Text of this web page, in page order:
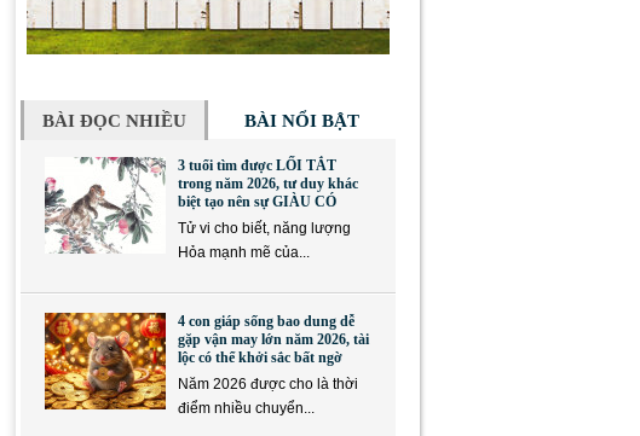
BÀI ĐỌC NHIỀU BÀI NỔI BẬT
3 tuổi tìm được LỐI TẮT
trong năm 2026, tư duy khác
biệt tạo nên sự GIÀU CÓ
Tử vi cho biết, năng lượng
Hỏa mạnh mẽ của...
4 con giáp sống bao dung dễ
gặp vận may lớn năm 2026, tài
lộc có thể khởi sắc bất ngờ
Năm 2026 được cho là thời
điểm nhiều chuyển...